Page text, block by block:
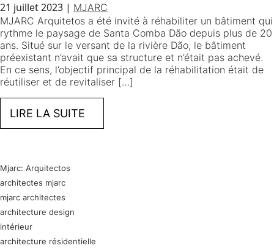
21 juillet 2023 | MJARC
MJARC Arquitetos a été invité à réhabiliter un bâtiment qui
rythme le paysage de Santa Comba Dão depuis plus de 20
ans. Situé sur le versant de la rivière Dão, le bâtiment
préexistant n’avait que sa structure et n’était pas achevé.
En ce sens, l’objectif principal de la réhabilitation était de
réutiliser et de revitaliser […]
LIRE LA SUITE
Mjarc: Arquitectos
architectes mjarc
mjarc architectes
architecture design
intérieur
architecture résidentielle